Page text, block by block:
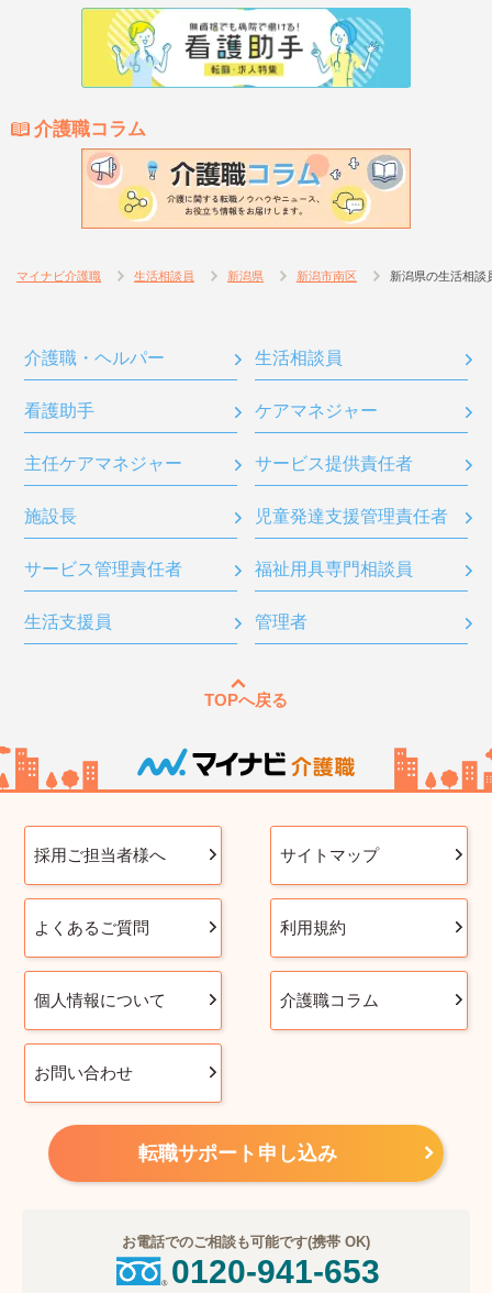
介護職コラム
マイナビ介護職 生活相談員 新潟県 新潟市南区 新潟県の生活相談
介護職・ヘルパー 生活相談員
看護助手 ケアマネジャー
主任ケアマネジャー サービス提供責任者
施設長 児童発達支援管理責任者
サービス管理責任者 福祉用具専門相談員
生活支援員 管理者
TOPへ戻る
採用ご担当者様へ サイトマップ
よくあるご質問 利用規約
個人情報について 介護職コラム
お問い合わせ
転職サポート申し込み
お電話でのご相談も可能です(携帯 OK)
0120-941-653